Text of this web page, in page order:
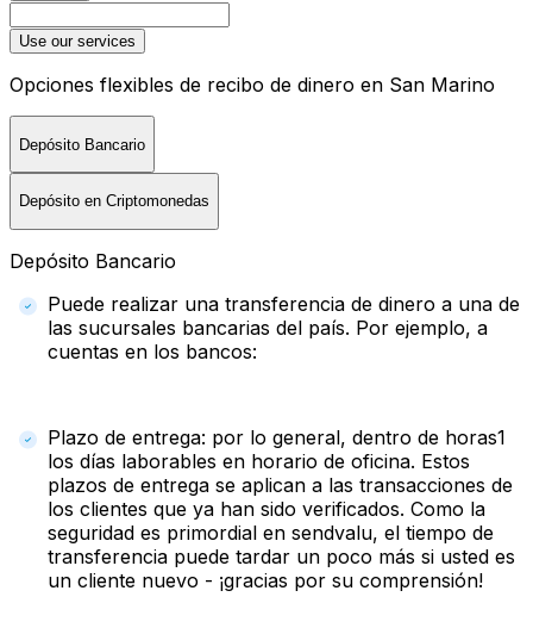
Use our services
Opciones flexibles de recibo de dinero en San Marino
Depósito Bancario
Depósito en Criptomonedas
Depósito Bancario
Puede realizar una transferencia de dinero a una de
las sucursales bancarias del país. Por ejemplo, a
cuentas en los bancos:
Plazo de entrega: por lo general, dentro de horas1
los días laborables en horario de oficina. Estos
plazos de entrega se aplican a las transacciones de
los clientes que ya han sido verificados. Como la
seguridad es primordial en sendvalu, el tiempo de
transferencia puede tardar un poco más si usted es
un cliente nuevo - ¡gracias por su comprensión!